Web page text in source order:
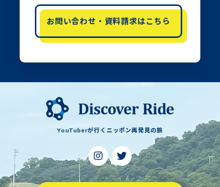
お問い合わせ・資料請求はこちら
YouTuberが行くニッポン再発見の旅